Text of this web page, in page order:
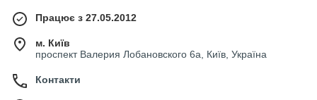
Працює з 27.05.2012
м. Київ
проспект Валерия Лобановского 6а, Київ, Україна
Контакти